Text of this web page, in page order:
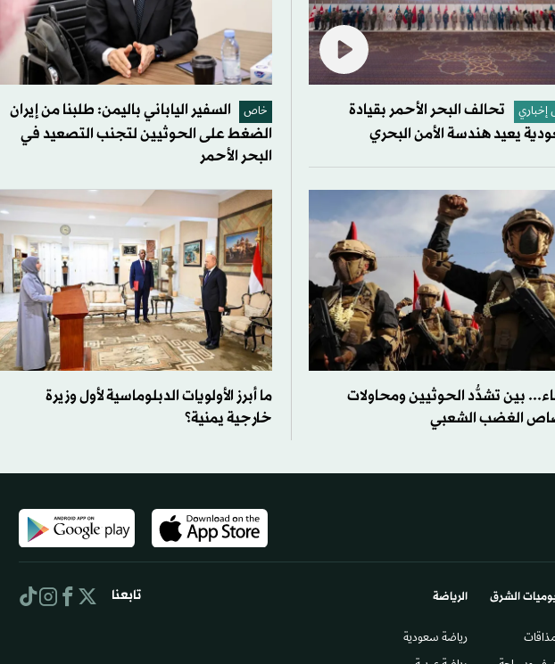
إخباري
تحالف البحر الأحمر بقيادة
يعيد هندسة الأمن البحري
خاص
السفير الياباني باليمن: طلبنا من إيران
الضغط على الحوثيين لتجنب التصعيد في
البحر الأحمر
بين تشدُّد الحوثيين ومحاولات
الغضب الشعبي
ما أبرز الأولويات الدبلوماسية لأول وزيرة
خارجية يمنية؟
الشرق​ الرياضة
رياضة سعودية
تابعنا